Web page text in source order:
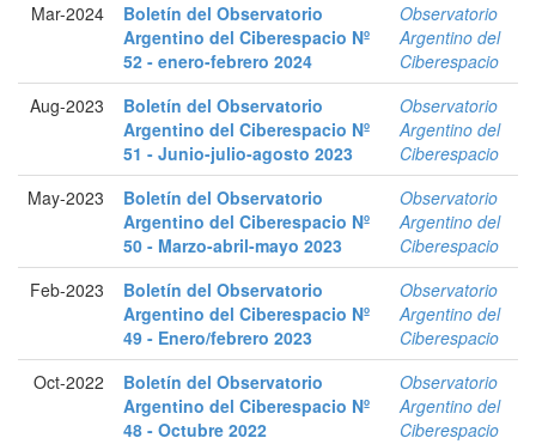
Mar-2024
Boletín del Observatorio
Argentino del Ciberespacio Nº
52 - enero-febrero 2024
Observatorio
Argentino del
Ciberespacio
Aug-2023
Boletín del Observatorio
Argentino del Ciberespacio Nº
51 - Junio-julio-agosto 2023
Observatorio
Argentino del
Ciberespacio
May-2023
Boletín del Observatorio
Argentino del Ciberespacio Nº
50 - Marzo-abril-mayo 2023
Observatorio
Argentino del
Ciberespacio
Feb-2023
Boletín del Observatorio
Argentino del Ciberespacio Nº
49 - Enero/febrero 2023
Observatorio
Argentino del
Ciberespacio
Oct-2022
Boletín del Observatorio
Argentino del Ciberespacio Nº
48 - Octubre 2022
Observatorio
Argentino del
Ciberespacio